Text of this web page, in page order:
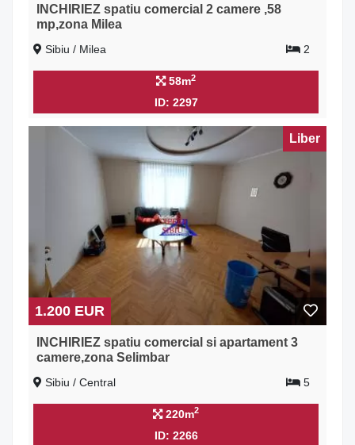
INCHIRIEZ spatiu comercial 2 camere ,58
mp,zona Milea
Sibiu / Milea 2
58m2
ID: 2297
Liber
1.200 EUR
INCHIRIEZ spatiu comercial si apartament 3
camere,zona Selimbar
Sibiu / Central 5
220m2
ID: 2266